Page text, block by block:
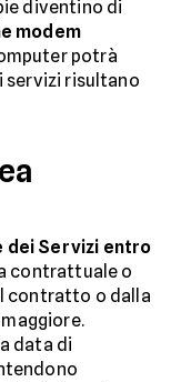
diventino di
modem
potrà
servizi risultano
dei Servizi entro
contrattuale o
contratto o dalla
data di